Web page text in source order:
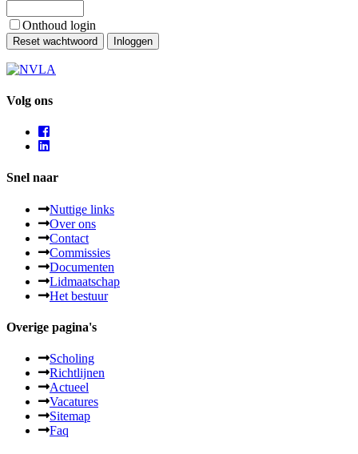
Onthoud login
Volg ons
Snel naar
Nuttige links
Over ons
Contact
Commissies
Documenten
Lidmaatschap
Het bestuur
Overige pagina's
Scholing
Richtlijnen
Actueel
Vacatures
Sitemap
Faq